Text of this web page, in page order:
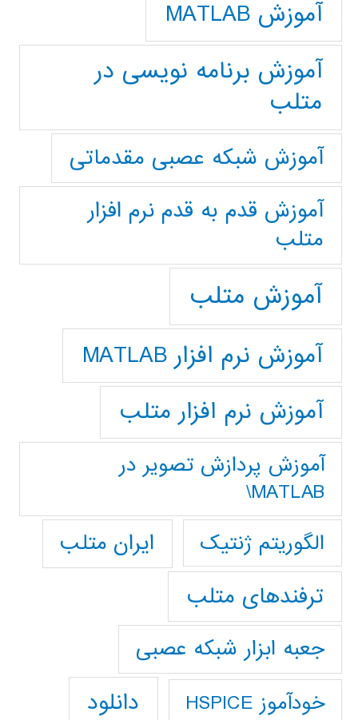
آموزش MATLAB
آموزش برنامه نویسی در
متلب
آموزش شبکه عصبی مقدماتی
آموزش قدم به قدم نرم افزار
متلب
آموزش متلب
آموزش نرم افزار MATLAB
آموزش نرم افزار متلب
آموزش پردازش تصوير در
MATLAB\
الگوریتم ژنتیک
ایران متلب
ترفندهای متلب
جعبه ابزار شبکه عصبی
خودآموز HSPICE دانلود